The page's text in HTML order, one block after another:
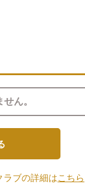
ん。
ラブの詳細はこちら